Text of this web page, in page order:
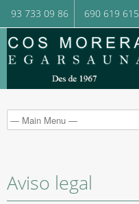
93 733 09 86 690 619 615
Aviso legal